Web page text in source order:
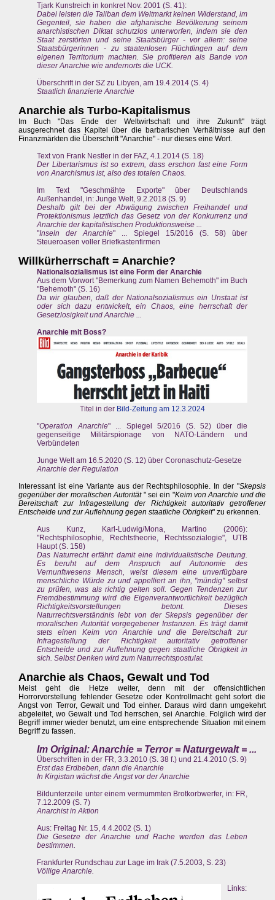
Tjark Kunstreich in konkret Nov. 2001 (S. 41):
Dabei leisten die Taliban dem Weltmarkt keinen Widerstand, im
Gegenteil, sie haben die afghanische Bevölkerung seinem
anarchistischen Diktat schutzlos unterworfen, indem sie den
Staat zerstörten und seine Staatsbürger - vor allem: seine
Staatsbürgerinnen - zu staatenlosen Flüchtlingen auf dem
eigenen Territorium machten. Sie profitieren als Bande von
dieser Anarchie wie andernorts die UCK.
Überschrift in der SZ zu Libyen, am 19.4.2014 (S. 4)
Staatlich finanzierte Anarchie
Anarchie als Turbo-Kapitalismus
Im Buch "Das Ende der Weltwirtschaft und ihre Zukunft" trägt
ausgerechnet das Kapitel über die barbarischen Verhältnisse auf den
Finanzmärkten die Überschrift "Anarchie" - nur dieses eine Wort.
Text von Frank Nestler in der FAZ, 4.1.2014 (S. 18)
Der Libertarismus ist so extrem, dass erschon fast eine Form
von Anarchismus ist, also des totalen Chaos.
Im Text "Geschmähte Exporte" über Deutschlands
Außenhandel, in: Junge Welt, 9.2.2018 (S. 9)
Deshalb gilt bei der Abwägung zwischen Freihandel und
Protektionismus letztlich das Gesetz von der Konkurrenz und
Anarchie der kapitalistischen Produktionsweise ...
"Inseln der Anarchie" ... Spiegel 15/2016 (S. 58) über
Steueroasen voller Briefkastenfirmen
Willkürherrschaft = Anarchie?
Nationalsozialismus ist eine Form der Anarchie
Aus dem Vorwort "Bemerkung zum Namen Behemoth" im Buch
"Behemoth" (S. 16)
Da wir glauben, daß der Nationalsozialismus ein Unstaat ist
oder sich dazu entwickelt, ein Chaos, eine herrschaft der
Gesetzlosigkeit und Anarchie ...
Anarchie mit Boss?
Titel in der Bild-Zeitung am 12.3.2024
"Operation Anarchie" ... Spiegel 5/2016 (S. 52) über die
gegenseitige Militärspionage von NATO-Ländern und
Verbündeten
Junge Welt am 16.5.2020 (S. 12) über Coronaschutz-Gesetze
Anarchie der Regulation
Interessant ist eine Variante aus der Rechtsphilosophie. In der "Skepsis
gegenüber der moralischen Autorität" sei ein "Keim von Anarchie und die
Bereitschaft zur Infragestellung der Richtigkeit autoritativ getroffener
Entscheide und zur Auflehnung gegen staatliche Obrigkeit" zu erkennen.
Aus Kunz, Karl-Ludwig/Mona, Martino (2006):
"Rechtsphilosophie, Rechtstheorie, Rechtssozialogie", UTB
Haupt (S. 158)
Das Naturrecht erfährt damit eine individualistische Deutung.
Es beruht auf dem Anspruch auf Autonomie des
Vernunftwesens Mensch, weist diesem eine unverfügbare
menschliche Würde zu und appelliert an ihn, "mündig" selbst
zu prüfen, was als richtig gelten soll. Gegen Tendenzen zur
Fremdbestimmung wird die Eigenverantwortlichkeit bezüglich
Richtigkeitsvorstellungen betont. Dieses
Naturrechtsverständnis lebt von der Skepsis gegenüber der
moralischen Autorität vorgegebener Instanzen. Es trägt damit
stets einen Keim von Anarchie und die Bereitschaft zur
Infragestellung der Richtigkeit autoritativ getroffener
Entscheide und zur Auflehnung gegen staatliche Obrigkeit in
sich. Selbst Denken wird zum Naturrechtspostulat.
Anarchie als Chaos, Gewalt und Tod
Meist geht die Hetze weiter, denn mit der offensichtlichen
Horrorvorstellung fehlender Gesetze oder Kontrollmacht geht sofort die
Angst von Terror, Gewalt und Tod einher. Daraus wird dann umgekehrt
abgeleitet, wo Gewalt und Tod herrschen, sei Anarchie. Folglich wird der
Begriff immer wieder benutzt, um eine entsprechende Situation mit einem
Begriff zu fassen.
Im Original: Anarchie = Terror = Naturgewalt = ...
Überschriften in der FR, 3.3.2010 (S. 38 f.) und 21.4.2010 (S. 9)
Erst das Erdbeben, dann die Anarchie
In Kirgistan wächst die Angst vor der Anarchie
Bildunterzeile unter einem vermummten Brotkorbwerfer, in: FR,
7.12.2009 (S. 7)
Anarchist in Aktion
Aus: Freitag Nr. 15, 4.4.2002 (S. 1)
Die Gesetze der Anarchie und Rache werden das Leben
bestimmen.
Frankfurter Rundschau zur Lage im Irak (7.5.2003, S. 23)
Völlige Anarchie.
Links: